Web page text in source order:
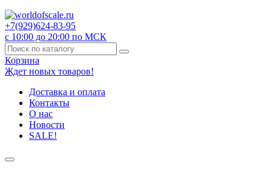
+7(929)624-83-95
с 10:00 до 20:00 по МСК
Корзина
Ждет новых товаров!
Доставка и оплата
Контакты
О нас
Новости
SALE!